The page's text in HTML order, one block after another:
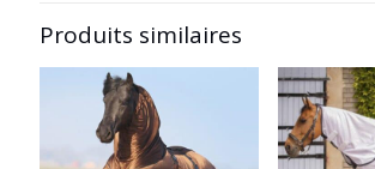
Produits similaires